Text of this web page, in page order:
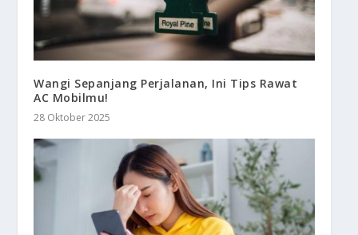
Wangi Sepanjang Perjalanan, Ini Tips Rawat
AC Mobilmu!
28 Oktober 2025